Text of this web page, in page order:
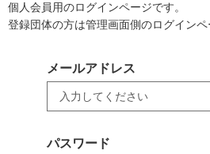
個人会員用のログインページです。
登録団体の方は管理画面側のログインペ
メールアドレス
パスワード